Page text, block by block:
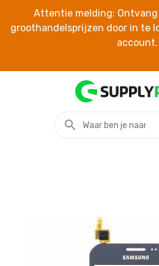
Attentie melding:
groothandelsprijzen door in te
account.